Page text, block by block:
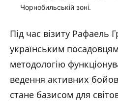
Чорнобильській зоні.
Під час візиту Рафаель
українським
методологію
ведення активних
стане базисом для